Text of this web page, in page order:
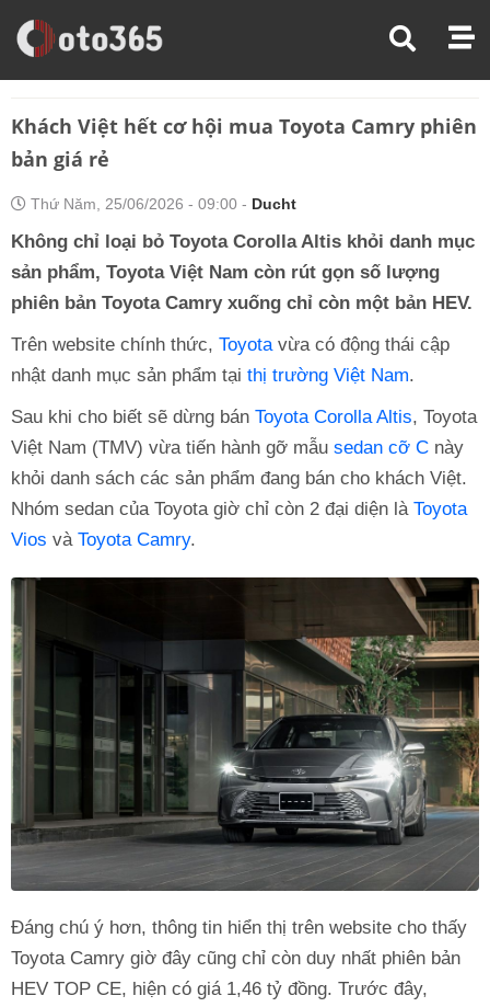
Trang Chủ
Tin Xe
Khách Việt hết cơ hội mua Toyota Camry phiên
bản giá rẻ
Thứ Năm, 25/06/2026 - 09:00 - Ducht
Không chỉ loại bỏ Toyota Corolla Altis khỏi danh mục
sản phẩm, Toyota Việt Nam còn rút gọn số lượng
phiên bản Toyota Camry xuống chỉ còn một bản HEV.
Trên website chính thức, Toyota vừa có động thái cập
nhật danh mục sản phẩm tại thị trường Việt Nam.
Sau khi cho biết sẽ dừng bán Toyota Corolla Altis, Toyota
Việt Nam (TMV) vừa tiến hành gỡ mẫu sedan cỡ C này
khỏi danh sách các sản phẩm đang bán cho khách Việt.
Nhóm sedan của Toyota giờ chỉ còn 2 đại diện là Toyota
Vios và Toyota Camry.
Đáng chú ý hơn, thông tin hiển thị trên website cho thấy
Toyota Camry giờ đây cũng chỉ còn duy nhất phiên bản
HEV TOP CE, hiện có giá 1,46 tỷ đồng. Trước đây,